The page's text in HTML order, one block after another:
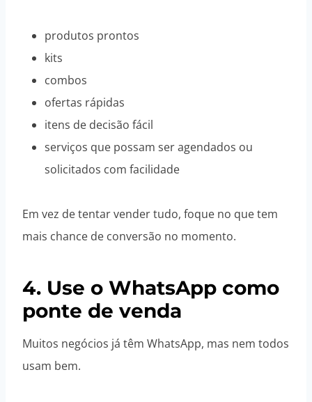
produtos prontos
kits
combos
ofertas rápidas
itens de decisão fácil
serviços que possam ser agendados ou
solicitados com facilidade
Em vez de tentar vender tudo, foque no que tem
mais chance de conversão no momento.
4. Use o WhatsApp como
ponte de venda
Muitos negócios já têm WhatsApp, mas nem todos
usam bem.